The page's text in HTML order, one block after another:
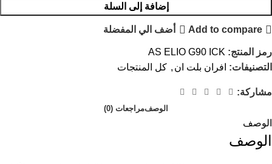
إضافة إلى السلة
Add to compare أضف الي المفضلة
رمز المنتج: AS ELIO G90 ICK
التصنيفات: افران بلت ان , كل المنتجات
مشاركة:
الوصفمراجعات (0)
الوصف
الوصف